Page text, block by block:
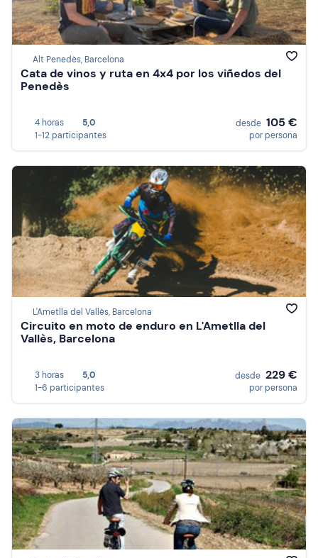
Alt Penedès, Barcelona
Cata de vinos y ruta en 4x4 por los viñedos del
Penedès
4 horas
5,0
1-12 participantes
desde 105 €
por persona
L'Ametlla del Vallès, Barcelona
Circuito en moto de enduro en L'Ametlla del
Vallès, Barcelona
3 horas
5,0
1-6 participantes
desde 229 €
por persona